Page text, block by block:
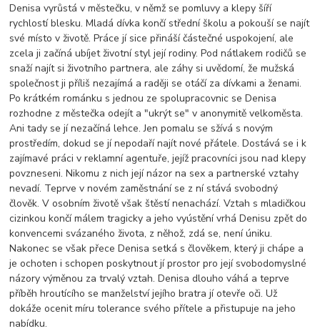
Denisa vyrůstá v městečku, v němž se pomluvy a klepy šíří
rychlostí blesku. Mladá dívka končí střední školu a pokouší se najít
své místo v životě. Práce jí sice přináší částečné uspokojení, ale
zcela ji začíná ubíjet životní styl její rodiny. Pod nátlakem rodičů se
snaží najít si životního partnera, ale záhy si uvědomí, že mužská
společnost ji příliš nezajímá a raději se otáčí za dívkami a ženami.
Po krátkém románku s jednou ze spolupracovnic se Denisa
rozhodne z městečka odejít a "ukrýt se" v anonymitě velkoměsta.
Ani tady se jí nezačíná lehce. Jen pomalu se sžívá s novým
prostředím, dokud se jí nepodaří najít nové přátele. Dostává se i k
zajímavé práci v reklamní agentuře, jejíž pracovníci jsou nad klepy
povzneseni. Nikomu z nich její názor na sex a partnerské vztahy
nevadí. Teprve v novém zaměstnání se z ní stává svobodný
člověk. V osobním životě však štěstí nenachází. Vztah s mladičkou
cizinkou končí málem tragicky a jeho vyústění vrhá Denisu zpět do
konvencemi svázaného života, z něhož, zdá se, není úniku.
Nakonec se však přece Denisa setká s člověkem, který ji chápe a
je ochoten i schopen poskytnout jí prostor pro její svobodomyslné
názory výměnou za trvalý vztah. Denisa dlouho váhá a teprve
příběh hroutícího se manželství jejího bratra jí otevře oči. Už
dokáže ocenit míru tolerance svého přítele a přistupuje na jeho
nabídku.